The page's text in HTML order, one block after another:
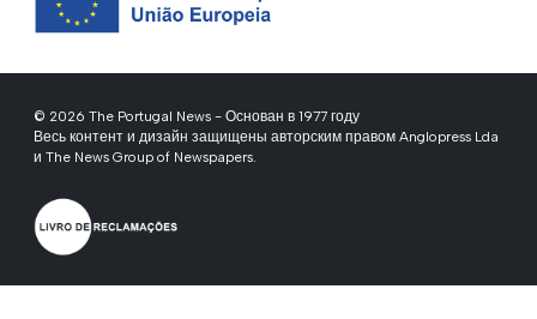
© 2026 The Portugal News - Основан в 1977 году
Весь контент и дизайн защищены авторским правом Anglopress Lda
и The News Group of Newspapers.